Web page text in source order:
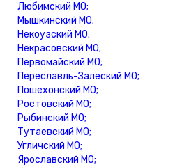
Любимский МO;
Мышкинский МO;
Некоузский МO;
Некрасовский МO;
Первомайский МO;
Переславль-Залеский МО;
Пошехонский МO;
Ростовский МO;
Рыбинский МO;
Тутаевский МO;
Угличский МO;
Ярославский МO;